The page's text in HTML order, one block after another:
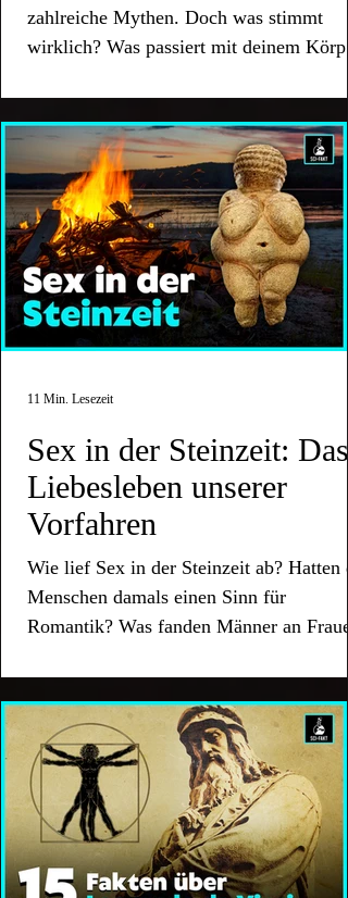
zahlreiche Mythen. Doch was stimmt
wirklich? Was passiert mit deinem
Sex in der Steinzeit: Das
Liebesleben unserer
Vorfahren
Wie lief Sex in der Steinzeit ab? Hatten
Menschen damals einen Sinn für
Romantik? Was fanden Männer an
11 Min. Lesezeit